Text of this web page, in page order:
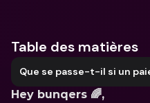
Table des matières
Hey bunqers 🌈,